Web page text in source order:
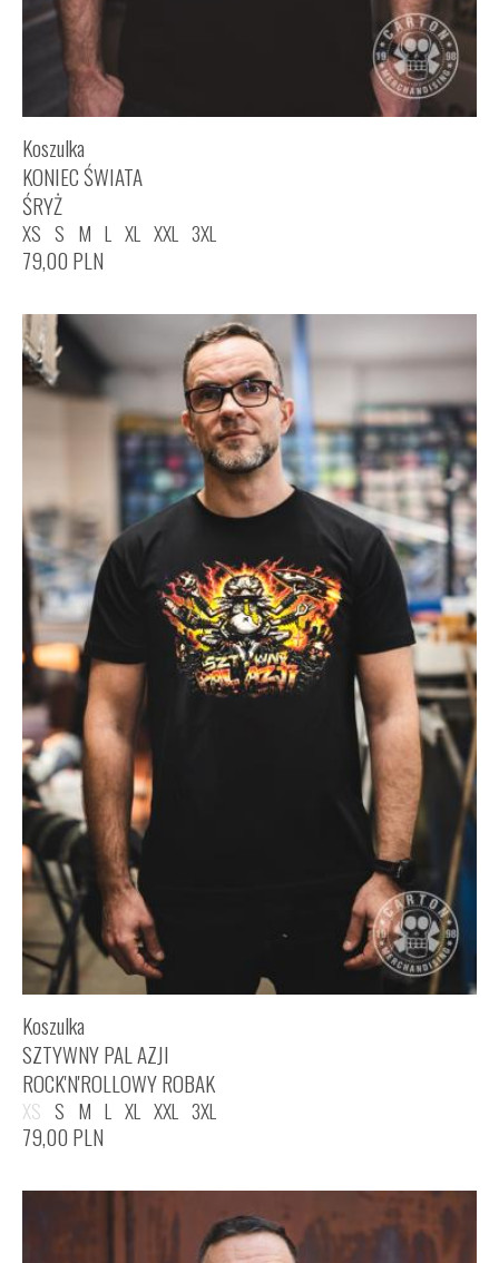
Koszulka
KONIEC ŚWIATA
ŚRYŻ
XS S M L XL XXL 3XL
79,00 PLN
Koszulka
SZTYWNY PAL AZJI
ROCK'N'ROLLOWY ROBAK
XS S M L XL XXL 3XL
79,00 PLN